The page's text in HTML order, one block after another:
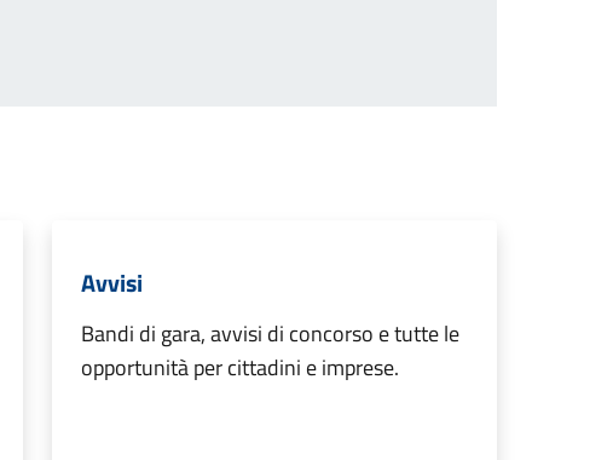
Avvisi
Bandi di gara, avvisi di concorso e tutte le
opportunità per cittadini e imprese.